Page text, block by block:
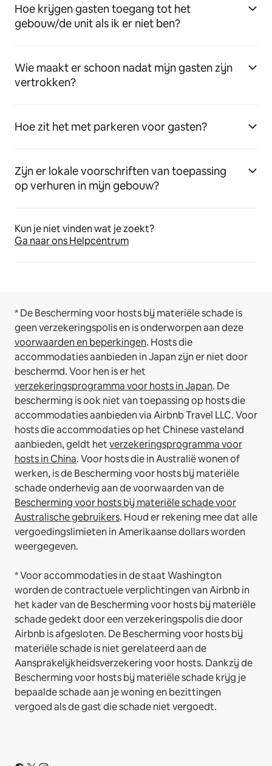
Hoe krijgen gasten toegang tot het
gebouw/de unit als ik er niet ben?
Wie maakt er schoon nadat mijn gasten zijn
vertrokken?
Hoe zit het met parkeren voor gasten?
Zijn er lokale voorschriften van toepassing
op verhuren in mijn gebouw?
Kun je niet vinden wat je zoekt?
Ga naar ons Helpcentrum
* De Bescherming voor hosts bij materiële schade is
geen verzekeringspolis en is onderworpen aan deze
voorwaarden en beperkingen. Hosts die
accommodaties aanbieden in Japan zijn er niet door
beschermd. Voor hen is er het
verzekeringsprogramma voor hosts in Japan. De
bescherming is ook niet van toepassing op hosts die
accommodaties aanbieden via Airbnb Travel LLC.Voor
hosts die accommodaties op het Chinese vasteland
aanbieden, geldt hetverzekeringsprogramma voor
hosts in China.Voor hosts die in Australië wonen of
werken, is de Bescherming voor hosts bij materiële
schade onderhevig aan de voorwaarden van de
Bescherming voor hosts bij materiële schade voor
Australische gebruikers. Houd er rekening mee dat alle
vergoedingslimieten in Amerikaanse dollars worden
weergegeven.
* Voor accommodaties in de staat Washington
worden de contractuele verplichtingen van Airbnb in
het kader van de Bescherming voor hosts bij materiële
schade gedekt door een verzekeringspolis die door
Airbnb is afgesloten. De Bescherming voor hosts bij
materiële schade is niet gerelateerd aan de
Aansprakelijkheidsverzekering voor hosts. Dankzij de
Bescherming voor hosts bij materiële schade krijg je
bepaalde schade aan je woning en bezittingen
vergoed als de gast die schade niet vergoedt.